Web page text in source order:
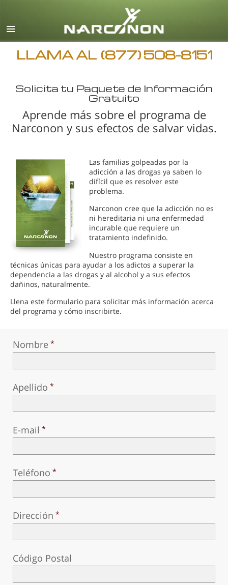
Español
Inglés
Todas las Regiones/Idiomas
LLAMA AL (877) 508-8151
Solicita tu Paquete de Información
Gratuito
Aprende más sobre el programa de
Narconon y sus efectos de salvar vidas.
Las familias golpeadas por la
adicción a las drogas ya saben lo
difícil que es resolver este
problema.
Narconon cree que la adicción no es
ni hereditaria ni una enfermedad
incurable que requiere un
tratamiento indefinido.
Nuestro programa consiste en
técnicas únicas para ayudar a los adictos a superar la
dependencia a las drogas y al alcohol y a sus efectos
dañinos, naturalmente.
Llena este formulario para solicitar más información acerca
del programa y cómo inscribirte.
Nombre
Apellido
E-mail
Teléfono
Dirección
Código Postal